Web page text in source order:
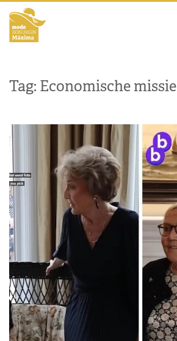
Tag: Economische missie